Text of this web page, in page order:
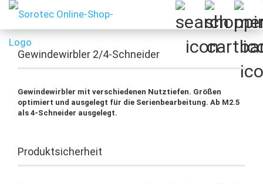
Gewindewirbler 2/4-Schneider
Gewindewirbler mit verschiedenen Nutztiefen. Größen
optimiert und ausgelegt für die Serienbearbeitung. Ab M2.5
als 4-Schneider ausgelegt.
Produktsicherheit